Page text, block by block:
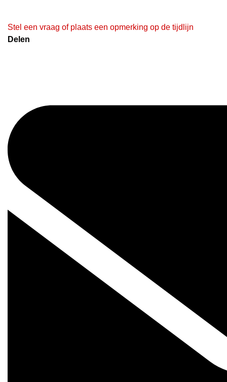
Stel een vraag of plaats een opmerking op de tijdlijn
Delen